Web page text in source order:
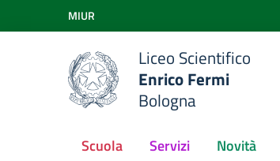
Vai ai contenuti
Vai al menu di navigazione
Vai al footer
MIUR
Liceo Scientifico
Enrico Fermi
Bologna
Scuola Servizi Novità